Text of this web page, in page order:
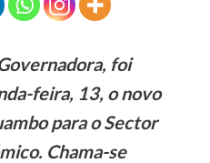
foi
feira, 13, o novo
para o Sector
Chama-se